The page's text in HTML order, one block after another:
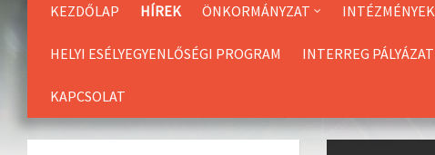
KEZDŐLAP HÍREK ÖNKORMÁNYZAT INTÉZMÉNYEK
HELYI ESÉLYEGYENLŐSÉGI PROGRAM INTERREG PÁLYÁZAT
KAPCSOLAT